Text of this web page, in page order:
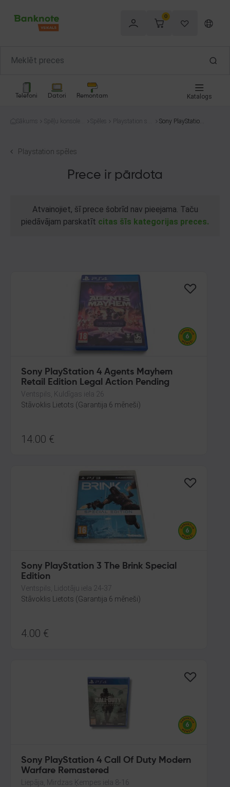
0
Telefoni Datori Remontam Katalogs
Sākums
Spēļu konsoles
Spēles
Playstation spē
Sony PlayStation
Playstation spēles
Prece ir pārdota
Atvainojiet, šī prece šobrīd nav pieejama. Taču
piedāvājam parskatīt citas šīs kategorijas preces.
Sony PlayStation 4 Agents Mayhem
Retail Edition Legal Action Pending
Ventspils, Kuldīgas iela 26
Stāvoklis Lietots (Garantija 6 mēneši)
14.00 €
Sony PlayStation 3 The Brink Special
Edition
Ventspils, Lidotāju iela 24-37
Stāvoklis Lietots (Garantija 6 mēneši)
4.00 €
Sony PlayStation 4 Call Of Duty Modern
Warfare Remastered
Liepāja, Mirdzas Ķempes iela 8-16